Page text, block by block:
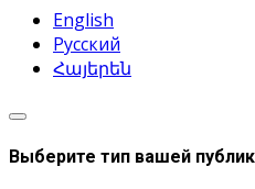
English
Русский
Հայերեն
Выберите тип вашей